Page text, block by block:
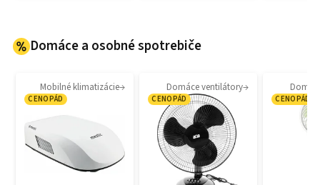
Domáce a osobné spotrebiče
Mobilné klimatizácie
CENOPÁD
Domáce ventilátory
CENOPÁD CENOPÁD